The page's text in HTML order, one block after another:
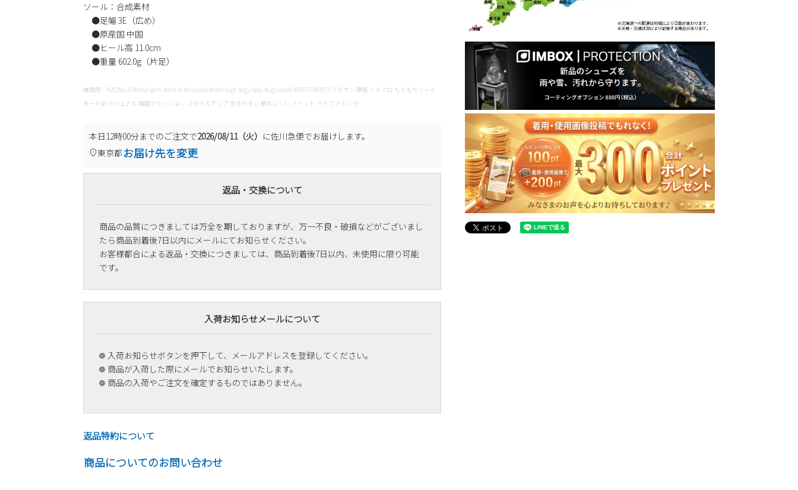
ソール：合成素材
●足幅 3E（広め）
●原産国 中国
●ヒール高 11.0cm
●重量 602.0g（片足）
検索用：#2025ss23 #mtal-gohi #wid3e #atuzoko #heel-high #cgy-lady #cgy-sandl 483572 483573 スポサン 厚底 ベルクロ もちもちソール
モード系 カジュアル 韓国ファッション スタイルアップ 歩きやすい 疲れにくい イベント ライブ トレンド
本日12時00分までのご注文で2026/08/11（火） に佐川急便でお届けします。
東京都 お届け先を変更
返品・交換について
商品の品質につきましては万全を期しておりますが、万一不良・破損などがございまし
たら商品到着後7日以内にメールにてお知らせください。
お客様都合による返品・交換につきましては、商品到着後7日以内、未使用に限り可能
です。
入荷お知らせメールについて
入荷お知らせボタンを押下して、メールアドレスを登録してください。
商品が入荷した際にメールでお知らせいたします。
商品の入荷やご注文を確定するものではありません。
返品特約について
商品についてのお問い合わせ